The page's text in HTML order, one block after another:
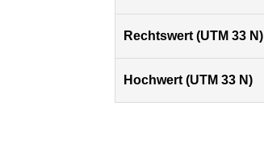
Rechtswert (UTM 33 N)
Hochwert (UTM 33 N)